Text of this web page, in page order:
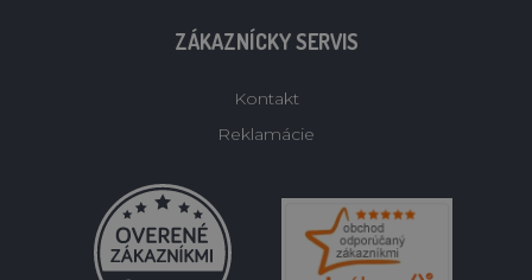
ZÁKAZNÍCKY SERVIS
Kontakt
Reklamácie